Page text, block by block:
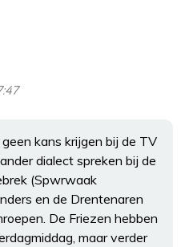
kans krijgen bij de TV
dialect spreken bij de
(Spwrwaak
en de Drentenaren
De Friezen hebben
maar verder